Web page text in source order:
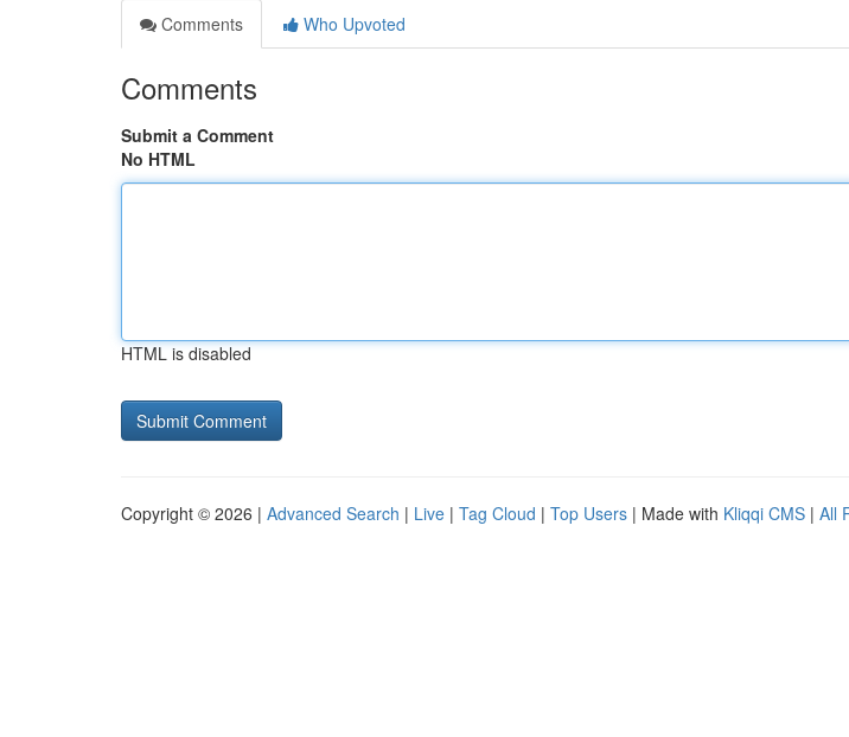
Comments
Who Upvoted
Comments
Submit a Comment
No HTML
HTML is disabled
Copyright © 2026 | Advanced Search | Live | Tag Cloud | Top Users | Made with Kliqqi CMS | All